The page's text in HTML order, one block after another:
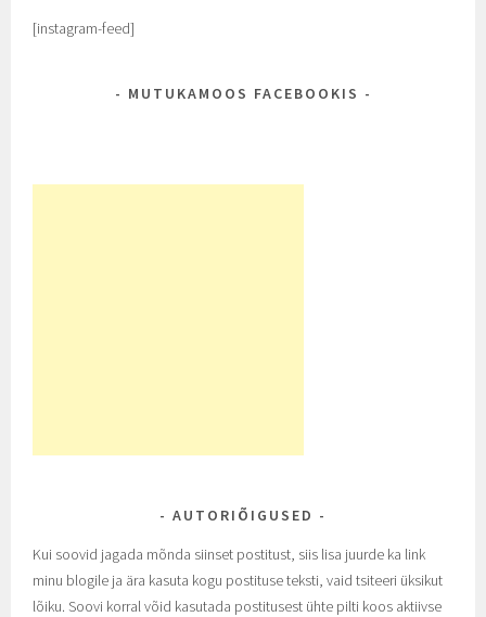
[instagram-feed]
MUTUKAMOOS FACEBOOKIS
AUTORIÕIGUSED
Kui soovid jagada mõnda siinset postitust, siis lisa juurde ka link
minu blogile ja ära kasuta kogu postituse teksti, vaid tsiteeri üksikut
lõiku. Soovi korral võid kasutada postitusest ühte pilti koos aktiivse